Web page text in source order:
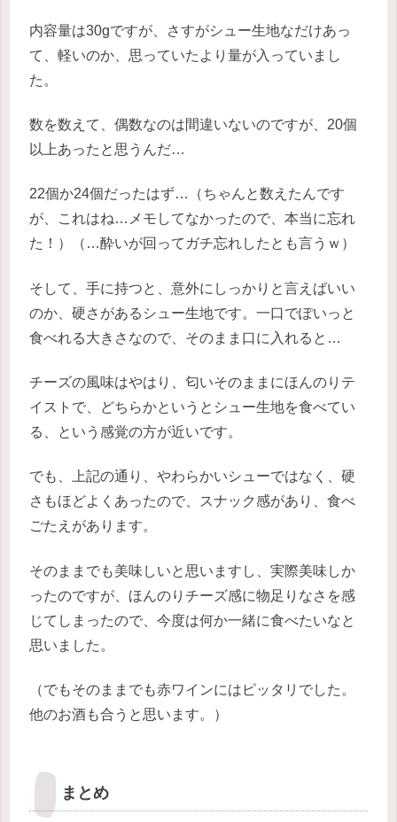
内容量は30gですが、さすがシュー生地なだけあっ
て、軽いのか、思っていたより量が入っていまし
た。
数を数えて、偶数なのは間違いないのですが、20個
以上あったと思うんだ…
22個か24個だったはず…（ちゃんと数えたんです
が、これはね…メモしてなかったので、本当に忘れ
た！）（…酔いが回ってガチ忘れしたとも言うｗ）
そして、手に持つと、意外にしっかりと言えばいい
のか、硬さがあるシュー生地です。一口でぽいっと
食べれる大きさなので、そのまま口に入れると…
チーズの風味はやはり、匂いそのままにほんのりテ
イストで、どちらかというとシュー生地を食べてい
る、という感覚の方が近いです。
でも、上記の通り、やわらかいシューではなく、硬
さもほどよくあったので、スナック感があり、食べ
ごたえがあります。
そのままでも美味しいと思いますし、実際美味しか
ったのですが、ほんのりチーズ感に物足りなさを感
じてしまったので、今度は何か一緒に食べたいなと
思いました。
（でもそのままでも赤ワインにはピッタリでした。
他のお酒も合うと思います。）
まとめ